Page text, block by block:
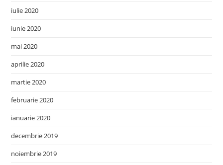
iulie 2020
iunie 2020
mai 2020
aprilie 2020
martie 2020
februarie 2020
ianuarie 2020
decembrie 2019
noiembrie 2019